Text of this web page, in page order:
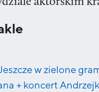
w zielone
+ koncert